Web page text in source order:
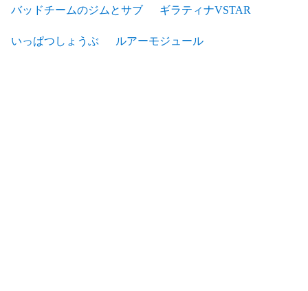
バッドチームのジムとサブ ギラティナVSTAR
いっぱつしょうぶ ルアーモジュール